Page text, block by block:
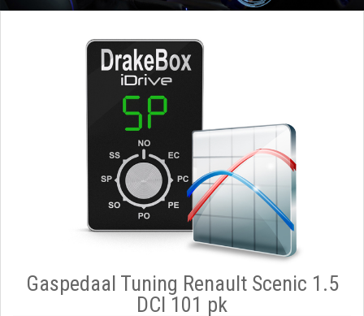
Gaspedaal Tuning Renault Scenic 1.5
DCI 101 pk